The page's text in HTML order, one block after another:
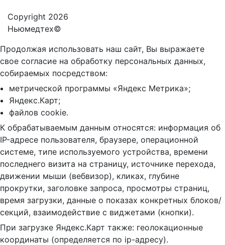
Copyright 2026
Ньюмедтех©
Продолжая использовать наш сайт, Вы выражаете
свое согласие на обработку персональных данных,
собираемых посредством:
метрической программы «Яндекс Метрика»;
Яндекс.Карт;
файлов cookie.
К обрабатываемым данным относятся: информация об
IP-адресе пользователя, браузере, операционной
системе, типе используемого устройства, времени
последнего визита на страницу, источнике перехода,
движении мыши (вебвизор), кликах, глубине
прокрутки, заголовке запроса, просмотры страниц,
время загрузки, данные о показах конкретных блоков/
секций, взаимодействие с виджетами (кнопки).
При загрузке Яндекс.Карт также: геолокационные
координаты (определяется по ip-адресу).